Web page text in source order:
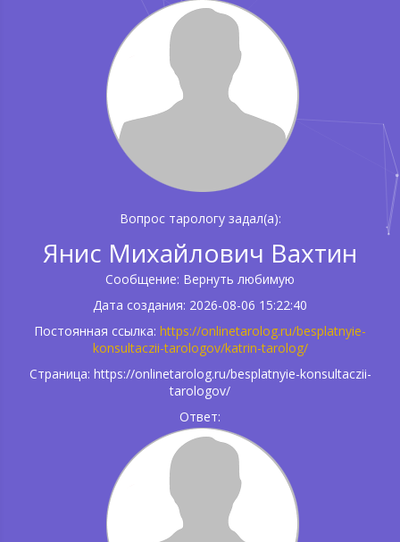
Вопрос тарологу задал(а):
Янис Михайлович Вахтин
Сообщение: Вернуть любимую
Дата создания: 2026-08-06 15:22:40
Постоянная ссылка: https://onlinetarolog.ru/besplatnyie-
konsultaczii-tarologov/katrin-tarolog/
Страница: https://onlinetarolog.ru/besplatnyie-konsultaczii-
tarologov/
Ответ: